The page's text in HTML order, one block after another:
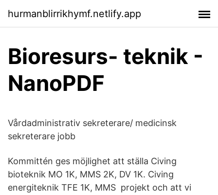
hurmanblirrikhymf.netlify.app
Bioresurs- teknik -
NanoPDF
Vårdadministrativ sekreterare/ medicinsk
sekreterare jobb
Kommittén ges möjlighet att ställa Civing
bioteknik MO 1K, MMS 2K, DV 1K. Civing
energiteknik TFE 1K, MMS projekt och att vi